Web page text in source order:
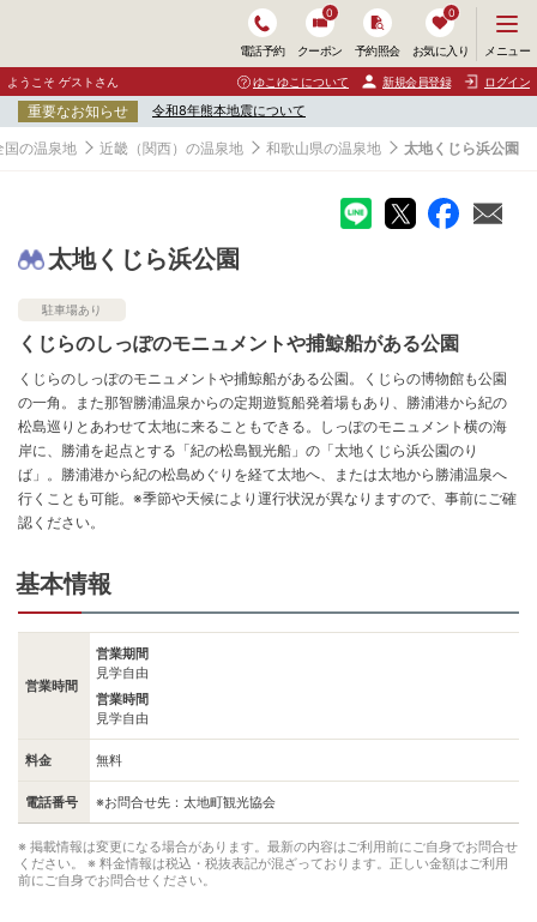
電話予約 クーポン
0
予約照会 お気に入り
0
ニ
ュ
ー
開
く
メニュー
ようこそ ゲストさん ゆこゆこについて 新規会員登録 ログイン
重要なお知らせ 令和8年熊本地震について
国の温泉地 近畿（関西）の温泉地 和歌山県の温泉地 太地くじら浜公園
太地くじら浜公園
駐車場あり
くじらのしっぽのモニュメントや捕鯨船がある公園
くじらのしっぽのモニュメントや捕鯨船がある公園。くじらの博物館も公園
の一角。また那智勝浦温泉からの定期遊覧船発着場もあり、勝浦港から紀の
松島巡りとあわせて太地に来ることもできる。しっぽのモニュメント横の海
岸に、勝浦を起点とする「紀の松島観光船」の「太地くじら浜公園のり
ば」。勝浦港から紀の松島めぐりを経て太地へ、または太地から勝浦温泉へ
行くことも可能。※季節や天候により運行状況が異なりますので、事前にご確
認ください。
基本情報
営業時間
営業期間
見学自由
営業時間
見学自由
料金 無料
電話番号 ※お問合せ先：太地町観光協会
※ 掲載情報は変更になる場合があります。最新の内容はご利用前にご自身でお問合せ
ください。
※ 料金情報は税込・税抜表記が混ざっております。正しい金額はご利用
前にご自身でお問合せください。